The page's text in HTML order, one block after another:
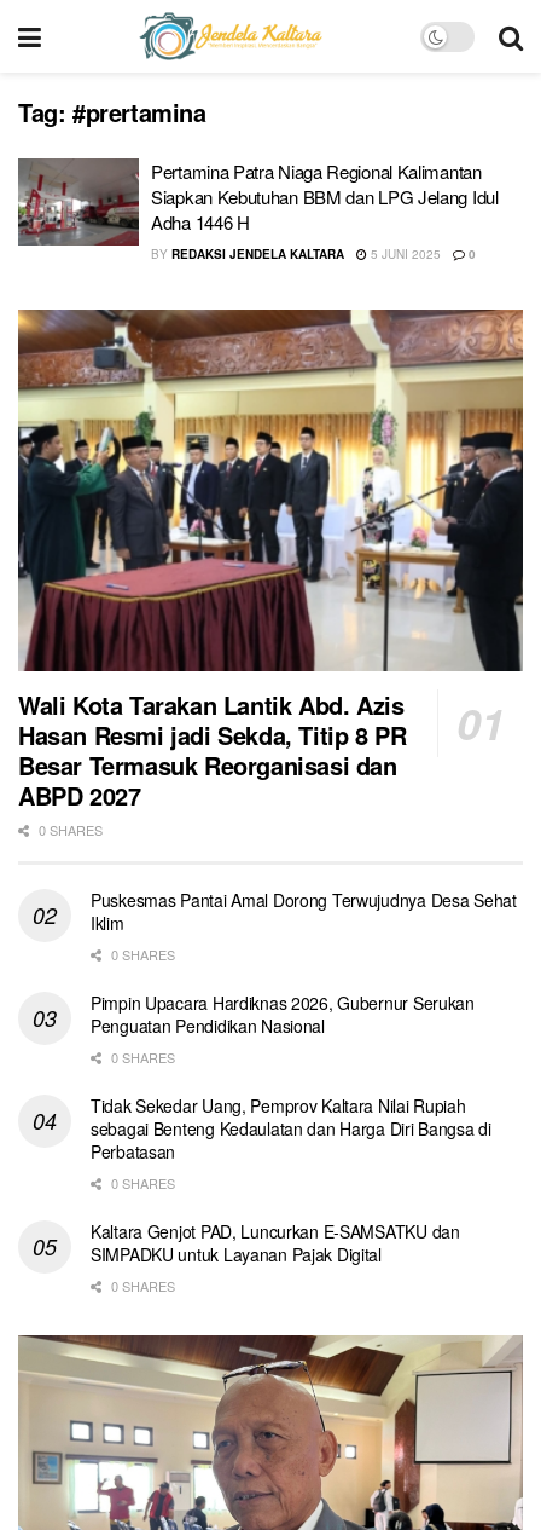
Tag: #prertamina
Pertamina Patra Niaga Regional Kalimantan
Siapkan Kebutuhan BBM dan LPG Jelang Idul
Adha 1446 H
BY REDAKSI JENDELA KALTARA 5 JUNI 2025 0
Wali Kota Tarakan Lantik Abd. Azis
Hasan Resmi jadi Sekda, Titip 8 PR
Besar Termasuk Reorganisasi dan
ABPD 2027
0 SHARES
Puskesmas Pantai Amal Dorong Terwujudnya Desa Sehat
Iklim
0 SHARES
Pimpin Upacara Hardiknas 2026, Gubernur Serukan
Penguatan Pendidikan Nasional
0 SHARES
Tidak Sekedar Uang, Pemprov Kaltara Nilai Rupiah
sebagai Benteng Kedaulatan dan Harga Diri Bangsa di
Perbatasan
0 SHARES
Kaltara Genjot PAD, Luncurkan E-SAMSATKU dan
SIMPADKU untuk Layanan Pajak Digital
0 SHARES